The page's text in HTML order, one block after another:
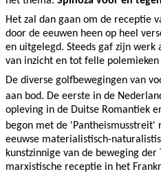
Het zal dan gaan om de receptie
door de eeuwen heen op heel
en uitgelegd. Steeds gaf zijn
van inzicht en tot felle
De diverse golfbewegingen van
aan bod. De eerste in de
opleving in de Duitse Romantiek
begon met de 'Pantheismusstreit'
eeuwse materialistisch-
kunstzinnige van de beweging
marxistische receptie in het